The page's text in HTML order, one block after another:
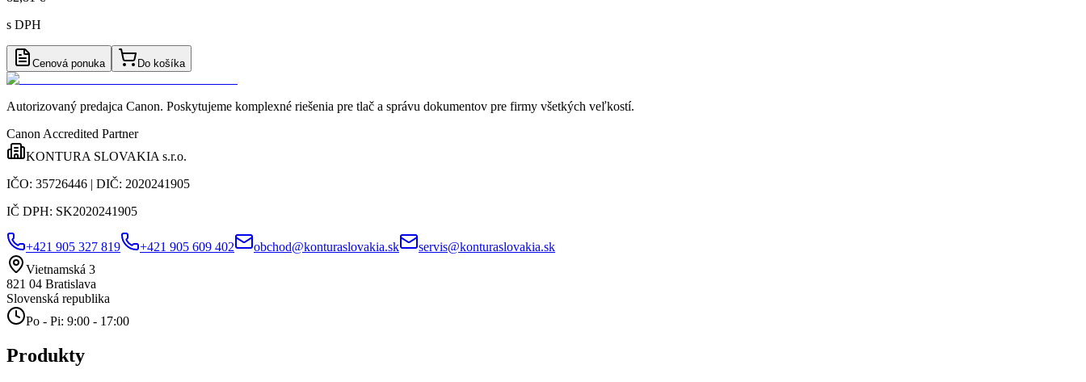
s DPH
Cenová ponuka Do košíka
Autorizovaný predajca Canon. Poskytujeme komplexné riešenia pre tlač a správu dokumentov pre firmy všetkých veľkostí.
Canon Accredited Partner
KONTURA SLOVAKIA s.r.o.
IČO: 35726446 | DIČ: 2020241905
IČ DPH: SK2020241905
+421 905 327 819 +421 905 609 402 obchod@konturaslovakia.sk
servis@konturaslovakia.sk
Vietnamská 3
821 04 Bratislava
Slovenská republika
Po - Pi: 9:00 - 17:00
Produkty